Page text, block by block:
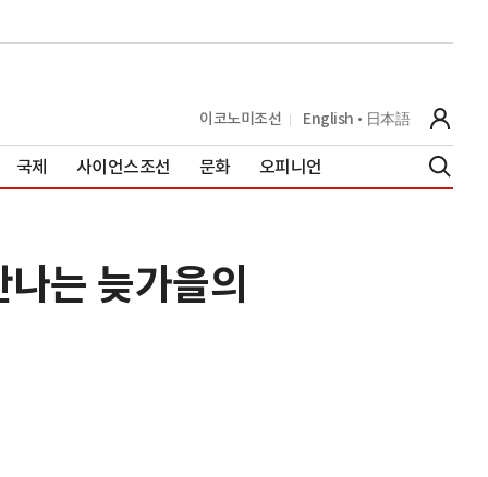
이코노미조선 English 日本語
국제 사이언스조선 문화 오피니언
는 늦가을의